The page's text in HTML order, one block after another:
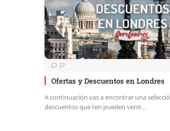
27
Ofertas y Descuentos en Londres
A continuación vas a encontrar una
descuentos que ten pueden venir…